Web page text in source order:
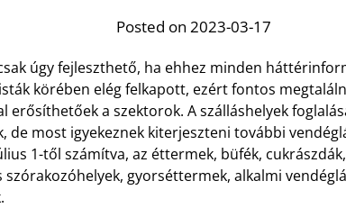
Posted on 2023-03-17
úgy fejleszthető, ha ehhez minden
körében elég felkapott, ezért fontos
erősíthetőek a szektorok. A szálláshelyek
de most igyekeznek kiterjeszteni további
1-től számítva, az éttermek, büfék,
szórakozóhelyek, gyorséttermek, alkalmi